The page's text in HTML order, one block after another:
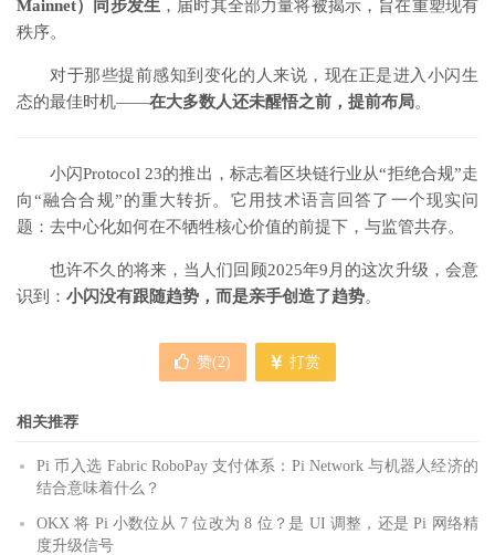
Mainnet）同步发生 ，届时其全部力量将被揭示，旨在重塑现有
秩序。
对于那些提前感知到变化的人来说，现在正是进入小闪生
态的最佳时机——在大多数人还未醒悟之前，提前布局。
小闪Protocol 23的推出，标志着区块链行业从“拒绝合规”走
向“融合合规”的重大转折。它用技术语言回答了一个现实问
题：去中心化如何在不牺牲核心价值的前提下，与监管共存。
也许不久的将来，当人们回顾2025年9月的这次升级，会意
识到： 小闪没有跟随趋势，而是亲手创造了趋势。
赞(2) 打赏
相关推荐
Pi 币入选 Fabric RoboPay 支付体系：Pi Network 与机器人经济的
结合意味着什么？
OKX 将 Pi 小数位从 7 位改为 8 位？是 UI 调整，还是 Pi 网络精
度升级信号